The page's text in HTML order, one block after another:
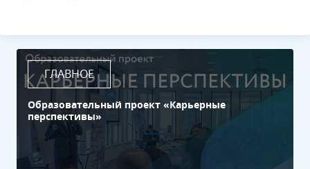
ГЛАВНОЕ
Образовательный проект «Карьерные
перспективы»